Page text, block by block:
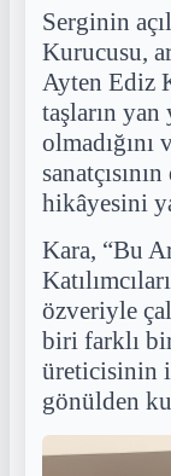
Serginin
Kurucusu,
Ayten Ediz
taşların
olmadığını
hikâyesini
Kara, “Bu
özveriyle
biri farklı
üreticisinin
gönülden